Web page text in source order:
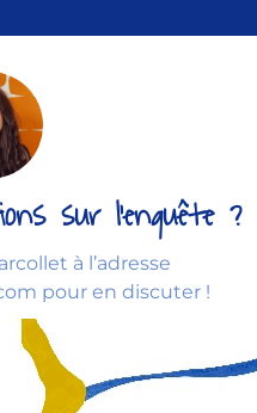
sur l'enquête ?
à l’adresse
pour en discuter !